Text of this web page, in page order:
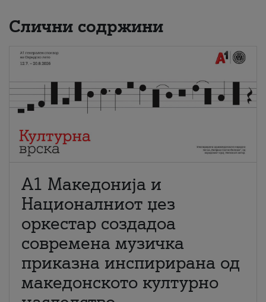
Слични содржини
А1 Македонија и
Националниот џез
оркестар создадоа
современа музичка
приказна инспирирана од
македонското културно